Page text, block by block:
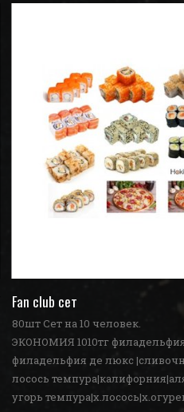
Fan club сет
80шт Сет на 10 человек.
ЭКОНОМИЯ 1010тг
филадельфия де люкс
лосось
угорь